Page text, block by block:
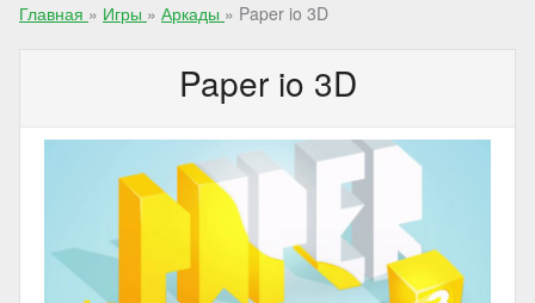
Главная » Игры » Аркады » Paper io 3D
Paper io 3D